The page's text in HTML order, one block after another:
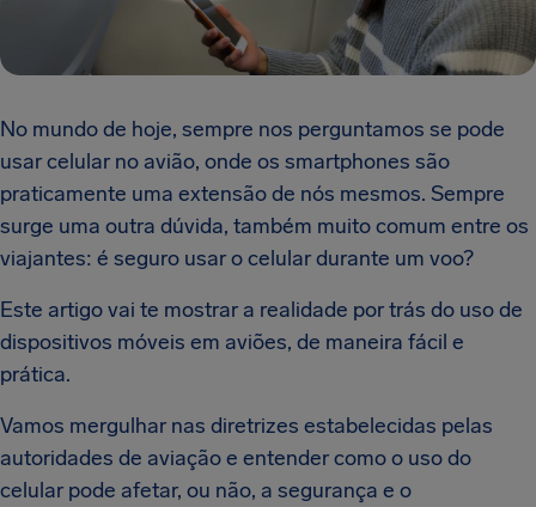
No mundo de hoje, sempre nos perguntamos se pode
usar celular no avião, onde os smartphones são
praticamente uma extensão de nós mesmos. Sempre
surge uma outra dúvida, também muito comum entre os
viajantes: é seguro usar o celular durante um voo?
Este artigo vai te mostrar a realidade por trás do uso de
dispositivos móveis em aviões, de maneira fácil e
prática.
Vamos mergulhar nas diretrizes estabelecidas pelas
autoridades de aviação e entender como o uso do
celular pode afetar, ou não, a segurança e o